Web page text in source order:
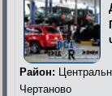
Район:
Чертаново